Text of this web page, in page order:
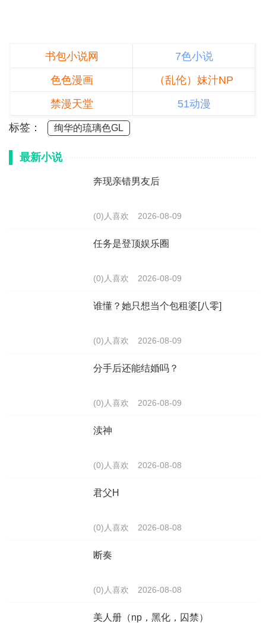
书包小说网
7色小说
色色漫画
（乱伦）妹汁NP
禁漫天堂
51动漫
标签：
绚华的琉璃色GL
最新小说
奔现亲错男友后
(0)人喜欢 2026-08-09
任务是登顶娱乐圈
(0)人喜欢 2026-08-09
谁懂？她只想当个包租婆[八零]
(0)人喜欢 2026-08-09
分手后还能结婚吗？
(0)人喜欢 2026-08-09
渎神
(0)人喜欢 2026-08-08
君父H
(0)人喜欢 2026-08-08
断奏
(0)人喜欢 2026-08-08
美人册（np，黑化，囚禁）